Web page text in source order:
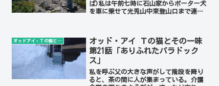
ば)私は午前七時に石山家からポーター犬
を車に乗せて光兎山中束登山口まで連れ
ける。光兎山は登り三...
オッドアイ・Ｔの猫とその一味
オッド・アイ Ｔの猫とその一味
第21話「ありふれたパラドック
ス」
私を呼ぶ父の大きな声がして階段を降り
ると、茶の間に人が集まっている。介護